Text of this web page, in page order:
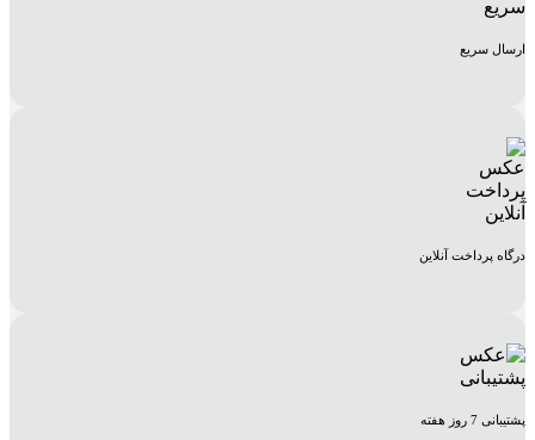
ارسال سریع
درگاه پرداخت آنلاین
پشتیبانی 7 روز هفته